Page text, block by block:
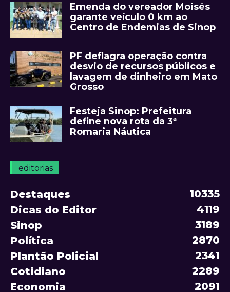
Emenda do vereador Moisés
garante veículo 0 km ao
Centro de Endemias de Sinop
PF deflagra operação contra
desvio de recursos públicos e
lavagem de dinheiro em Mato
Grosso
Festeja Sinop: Prefeitura
define nova rota da 3ª
Romaria Náutica
editorias
Destaques
10335
Dicas do Editor
4119
Sinop
3189
Política
2870
Plantão Policial
2341
Cotidiano
2289
Economia
2091